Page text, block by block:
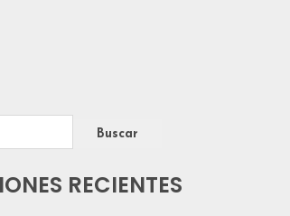
Buscar
RECIENTES